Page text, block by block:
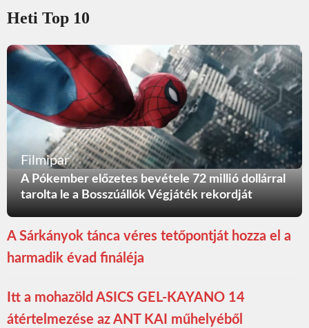
Heti Top 10
Filmipar
A Pókember előzetes bevétele 72 millió dollárral
tarolta le a Bosszúállók Végjáték rekordját
A Sárkányok tánca véres tetőpontját hozza el a
harmadik évad fináléja
Itt a mohazöld ASICS GEL-KAYANO 14
átértelmezése az ANT KAI műhelyéből